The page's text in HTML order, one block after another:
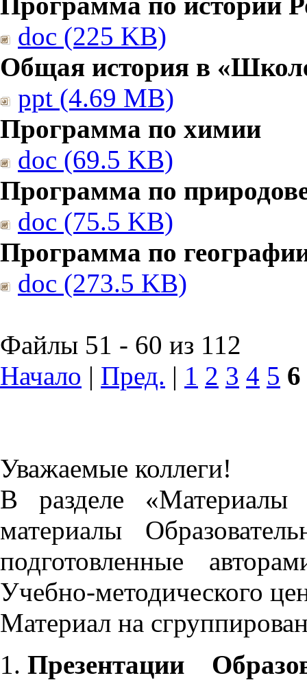
doc (225 KB)
Общая история в
ppt (4.69 MB)
Программа по химии
doc (69.5 KB)
Программа по
doc (75.5 KB)
Программа по
doc (273.5 KB)
Файлы 51 - 60 из 112
Начало | Пред. | 1 2 3 4 5 6
Уважаемые коллеги!
В разделе «Материалы
материалы
подготовленные
Учебно-методического
Материал на
Презентации